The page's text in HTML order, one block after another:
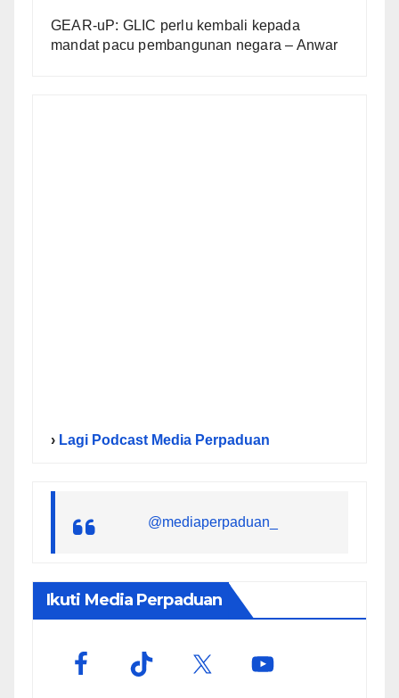
GEAR-uP: GLIC perlu kembali kepada
mandat pacu pembangunan negara – Anwar
› Lagi Podcast Media Perpaduan
@mediaperpaduan_
Ikuti Media Perpaduan